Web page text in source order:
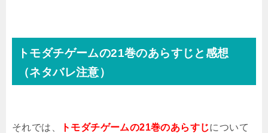
トモダチゲームの21巻のあらすじと感想
（ネタバレ注意）
それでは、 トモダチゲームの21巻のあらすじについて